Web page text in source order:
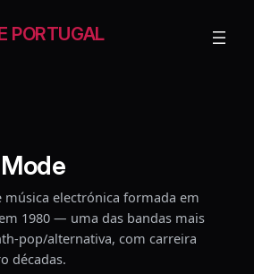
PORTUGAL
música electrónica formada em
1980 — uma das bandas mais
pop/alternativa, com carreira
décadas.